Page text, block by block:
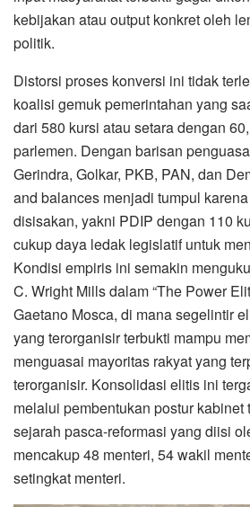
kebijakan atau output konkret oleh
politik.
Distorsi proses konversi ini tidak
koalisi gemuk pemerintahan yang
dari 580 kursi atau setara dengan
parlemen. Dengan barisan
Gerindra, Golkar, PKB, PAN, dan
and balances menjadi tumpul
disisakan, yakni PDIP dengan 110
cukup daya ledak legislatif untuk
Kondisi empiris ini semakin
C. Wright Mills dalam “The Power
Gaetano Mosca, di mana segelintir
yang terorganisir terbukti mampu
menguasai mayoritas rakyat yang
terorganisir. Konsolidasi elitis ini
melalui pembentukan postur kabinet
sejarah pasca-reformasi yang diisi
mencakup 48 menteri, 54 wakil
setingkat menteri.